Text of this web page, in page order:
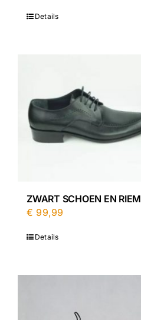
Details
ZWART SCHOEN EN RIEM
€ 99,99
Details